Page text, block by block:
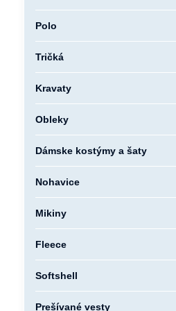
Polo
Tričká
Kravaty
Obleky
Dámske kostýmy a šaty
Nohavice
Mikiny
Fleece
Softshell
Prešívané vesty